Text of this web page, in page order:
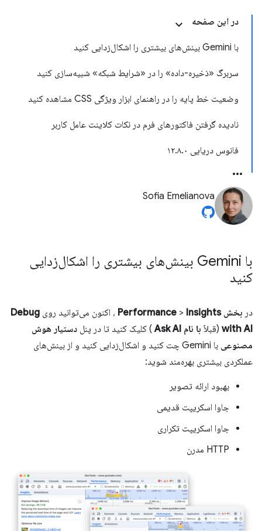
در این صفحه
با Gemini بینش‌های بیشتری را اشکال‌زدایی کنید
سربرگ «ذخیره-داده» را در «شرایط شبکه» شبیه‌سازی کنید
وضعیت خط پایه را در راهنمای ابزار ویژگی CSS مشاهده کنید
نادیده گرفتن فاکتورهای فرم در نکات کلاینت عامل کاربر
فانوس دریایی ۱۲.۸.۰
Sofia Emelianova
با Gemini بینش‌های بیشتری را اشکال‌زدایی
کنید
در بخش Performance > Insights ، اکنون می‌توانید روی Debug
with AI (قبلاً با نام Ask AI ) کلیک کنید تا در پنل دستیار هوش
مصنوعی
با Gemini چت کنید و اشکال‌زدایی کنید و از بینش‌های
عملکردی بیشتری بهره‌مند شوید:
بهبود ارائه تصویر
جاوا اسکریپت قدیمی
جاوا اسکریپت تکراری
HTTP مدرن